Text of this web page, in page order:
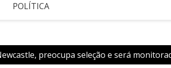
POLÍTICA
preocupa seleção e será